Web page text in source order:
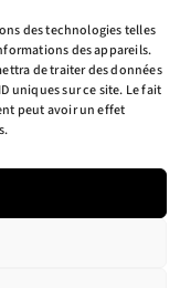
des technologies telles
des appareils.
de traiter des données
uniques sur ce site. Le fait
peut avoir un effet
use the unsubscribe link